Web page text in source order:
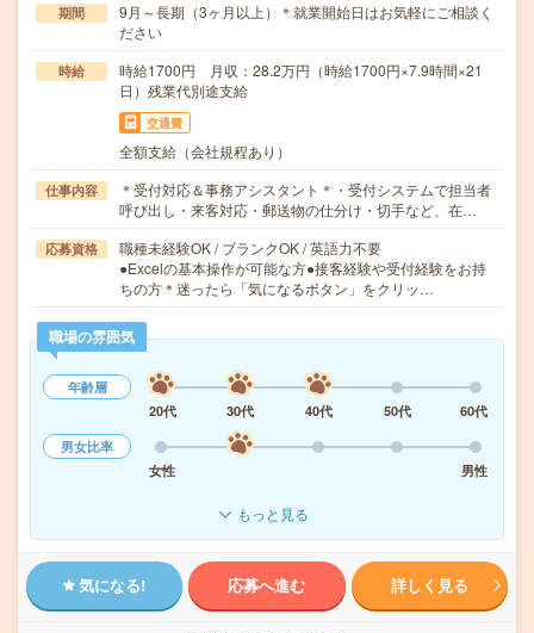
期間
9月～長期（3ヶ月以上）＊就業開始日はお気軽にご相談く
ださい
時給
時給1700円 月収：28.2万円（時給1700円×7.9時間×21
日）残業代別途支給
交通費
全額支給（会社規程あり）
仕事内容
＊受付対応＆事務アシスタント＊・受付システムで担当者
呼び出し・来客対応・郵送物の仕分け・切手など、在…
応募資格
職種未経験OK / ブランクOK / 英語力不要
●Excelの基本操作が可能な方●接客経験や受付経験をお持
ちの方＊迷ったら「気になるボタン」をクリッ…
職場の雰囲気
年齢層
20代
30代 40代 50代
60代
男女比率
女性
男性
もっと見る
気になる! 応募へ進む 詳しく見る